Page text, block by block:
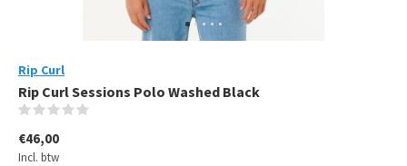
Rip Curl
Rip Curl Sessions Polo Washed Black
€46,00
Incl. btw